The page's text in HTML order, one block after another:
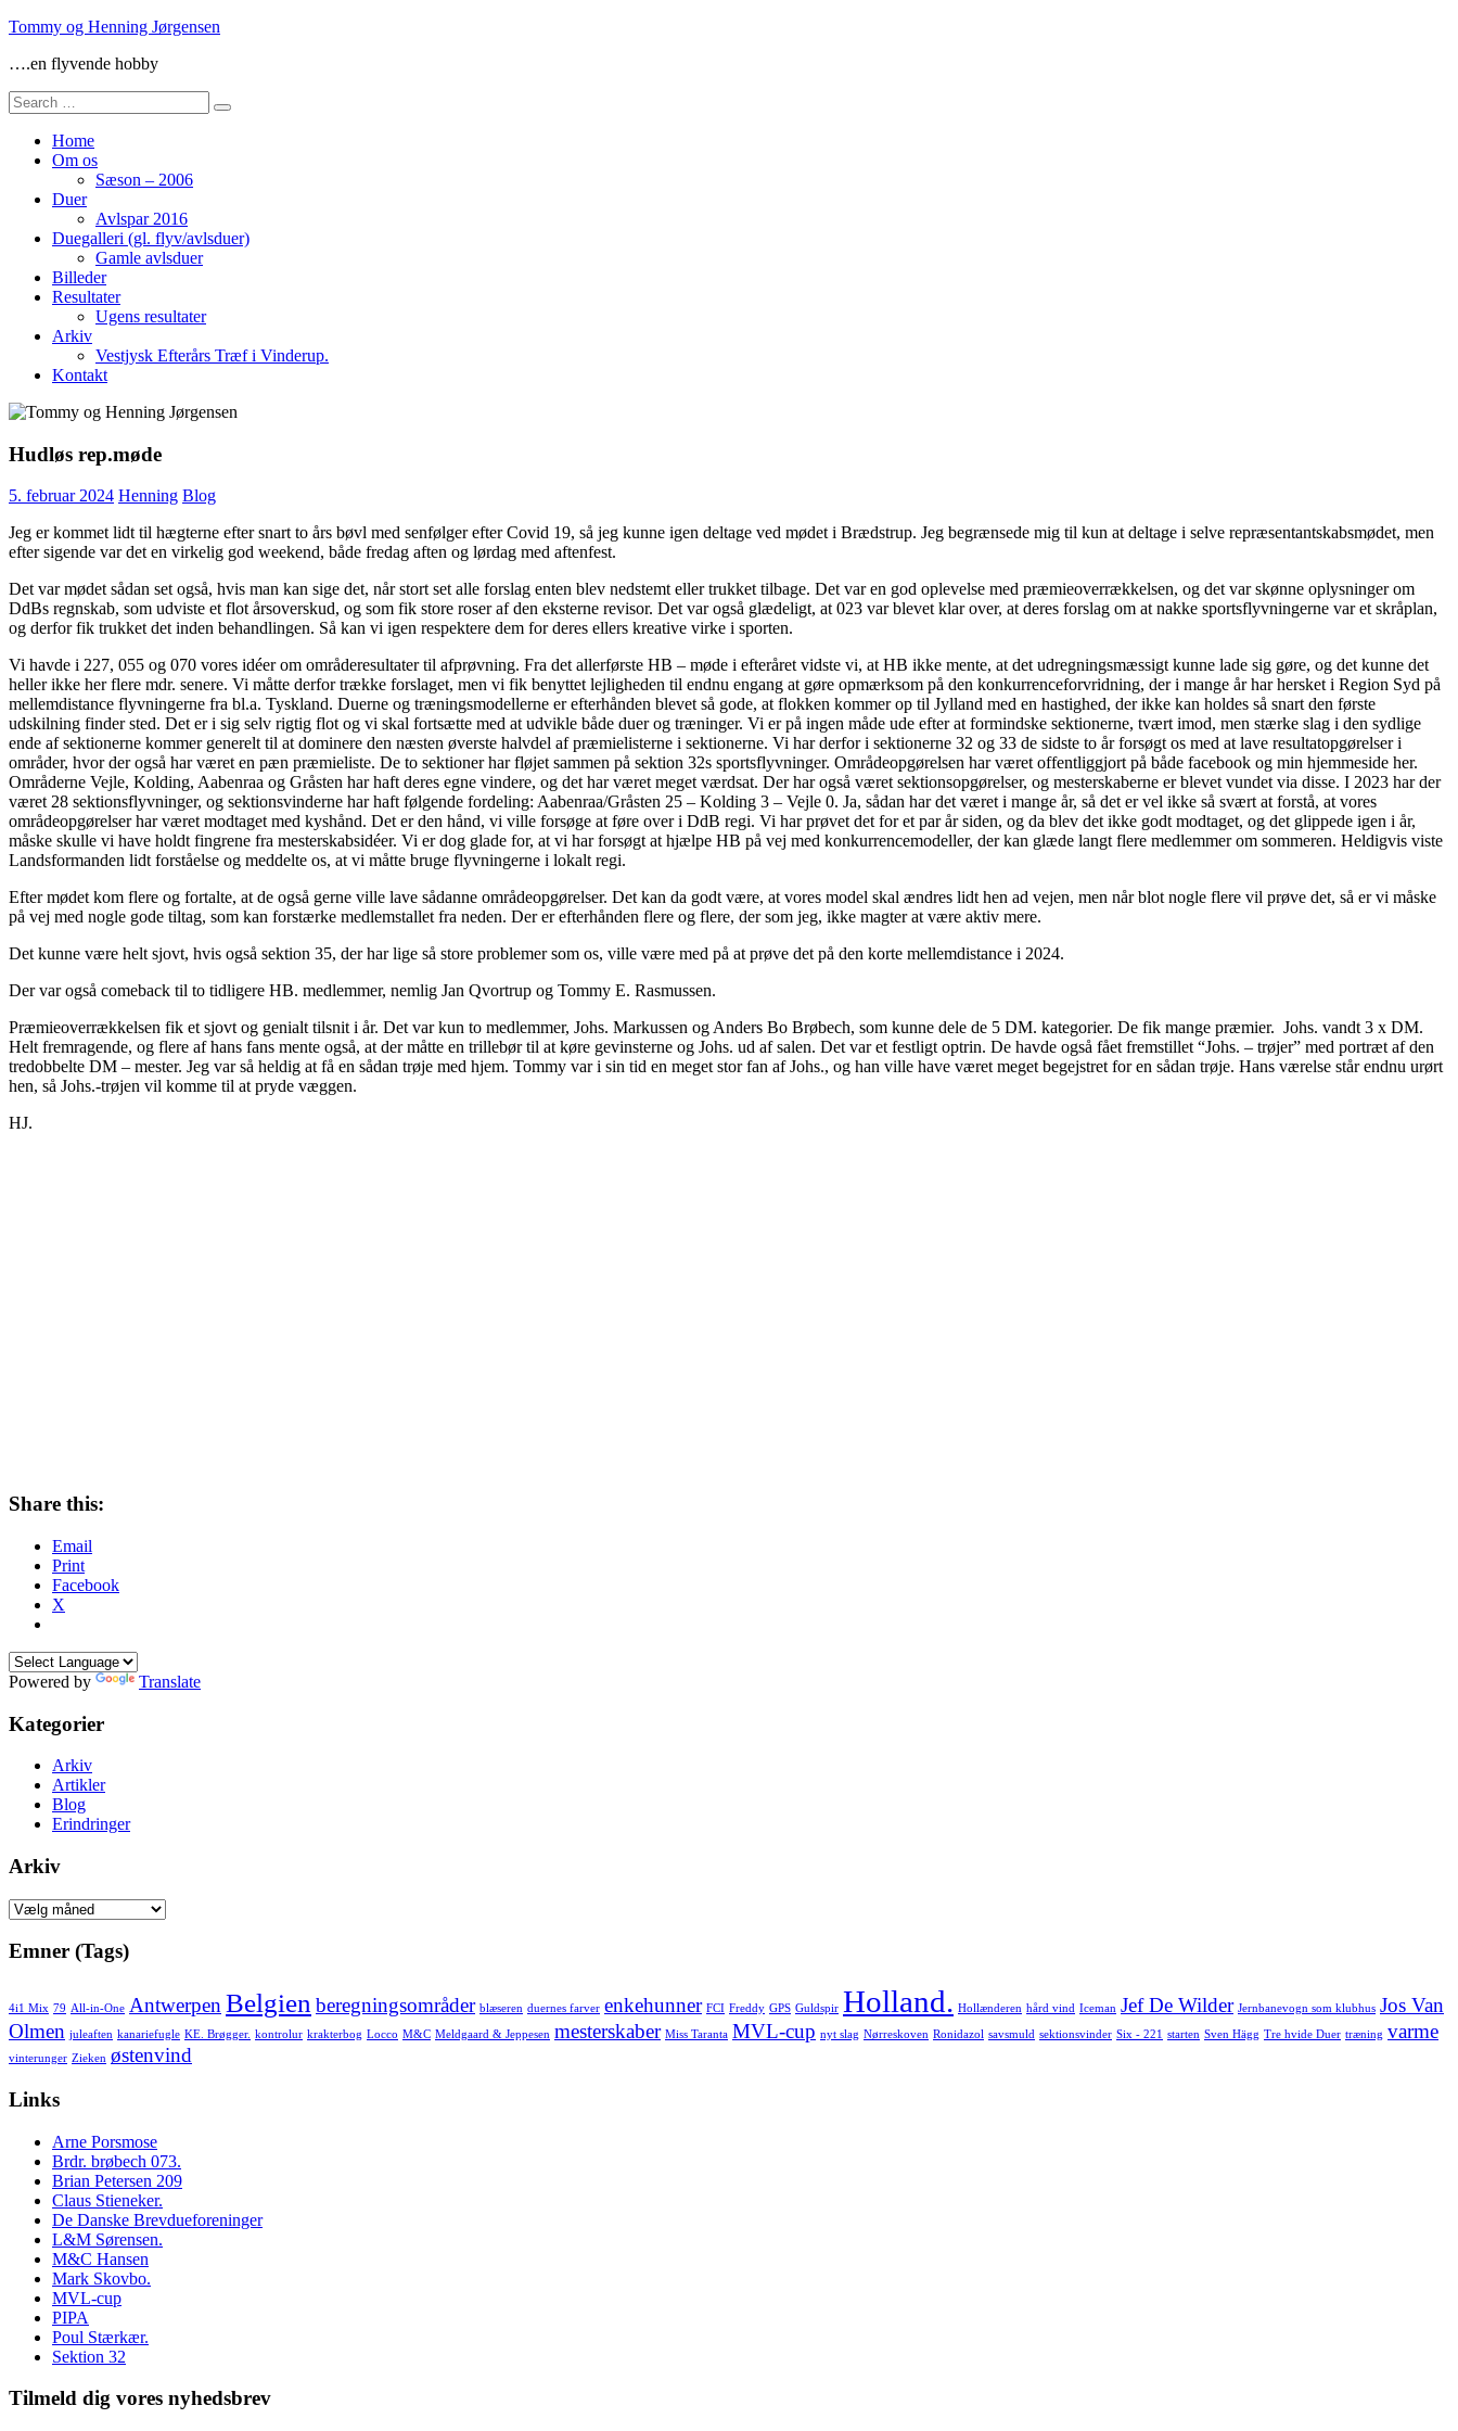
Skip
content
Tommy og Henning Jørgensen
….en flyvende hobby
Search
for:
Home
Om os
Sæson – 2006
Duer
Avlspar 2016
Duegalleri (gl. flyv/avlsduer)
Gamle avlsduer
Billeder
Resultater
Ugens resultater
Arkiv
Vestjysk Efterårs Træf i Vinderup.
Kontakt
Hudløs rep.møde
5. februar 2024 Henning Blog
Jeg er kommet lidt til hægterne efter snart to års bøvl med senfølger efter Covid 19, så jeg kunne igen deltage ved mødet i Brædstrup. Jeg begrænsede mig til kun at deltage i selve repræsentantskabsmødet, men
efter sigende var det en virkelig god weekend, både fredag aften og lørdag med aftenfest.
Det var mødet sådan set også, hvis man kan sige det, når stort set alle forslag enten blev nedstemt eller trukket tilbage. Det var en god oplevelse med præmieoverrækkelsen, og det var skønne oplysninger om
DdBs regnskab, som udviste et flot årsoverskud, og som fik store roser af den eksterne revisor. Det var også glædeligt, at 023 var blevet klar over, at deres forslag om at nakke sportsflyvningerne var et skråplan,
og derfor fik trukket det inden behandlingen. Så kan vi igen respektere dem for deres ellers kreative virke i sporten.
Vi havde i 227, 055 og 070 vores idéer om områderesultater til afprøvning. Fra det allerførste HB – møde i efteråret vidste vi, at HB ikke mente, at det udregningsmæssigt kunne lade sig gøre, og det kunne det
heller ikke her flere mdr. senere. Vi måtte derfor trække forslaget, men vi fik benyttet lejligheden til endnu engang at gøre opmærksom på den konkurrenceforvridning, der i mange år har hersket i Region Syd på
mellemdistance flyvningerne fra bl.a. Tyskland. Duerne og træningsmodellerne er efterhånden blevet så gode, at flokken kommer op til Jylland med en hastighed, der ikke kan holdes så snart den første
udskilning finder sted. Det er i sig selv rigtig flot og vi skal fortsætte med at udvikle både duer og træninger. Vi er på ingen måde ude efter at formindske sektionerne, tvært imod, men stærke slag i den sydlige
ende af sektionerne kommer generelt til at dominere den næsten øverste halvdel af præmielisterne i sektionerne. Vi har derfor i sektionerne 32 og 33 de sidste to år forsøgt os med at lave resultatopgørelser i
områder, hvor der også har været en pæn præmieliste. De to sektioner har fløjet sammen på sektion 32s sportsflyvninger. Områdeopgørelsen har været offentliggjort på både facebook og min hjemmeside her.
Områderne Vejle, Kolding, Aabenraa og Gråsten har haft deres egne vindere, og det har været meget værdsat. Der har også været sektionsopgørelser, og mesterskaberne er blevet vundet via disse. I 2023 har der
været 28 sektionsflyvninger, og sektionsvinderne har haft følgende fordeling: Aabenraa/Gråsten 25 – Kolding 3 – Vejle 0. Ja, sådan har det været i mange år, så det er vel ikke så svært at forstå, at vores
områdeopgørelser har været modtaget med kyshånd. Det er den hånd, vi ville forsøge at føre over i DdB regi. Vi har prøvet det for et par år siden, og da blev det ikke godt modtaget, og det glippede igen i år,
måske skulle vi have holdt fingrene fra mesterskabsidéer. Vi er dog glade for, at vi har forsøgt at hjælpe HB på vej med konkurrencemodeller, der kan glæde langt flere medlemmer om sommeren. Heldigvis viste
Landsformanden lidt forståelse og meddelte os, at vi måtte bruge flyvningerne i lokalt regi.
Efter mødet kom flere og fortalte, at de også gerne ville lave sådanne områdeopgørelser. Det kan da godt være, at vores model skal ændres lidt hen ad vejen, men når blot nogle flere vil prøve det, så er vi måske
på vej med nogle gode tiltag, som kan forstærke medlemstallet fra neden. Der er efterhånden flere og flere, der som jeg, ikke magter at være aktiv mere.
Det kunne være helt sjovt, hvis også sektion 35, der har lige så store problemer som os, ville være med på at prøve det på den korte mellemdistance i 2024.
Der var også comeback til to tidligere HB. medlemmer, nemlig Jan Qvortrup og Tommy E. Rasmussen.
Præmieoverrækkelsen fik et sjovt og genialt tilsnit i år. Det var kun to medlemmer, Johs. Markussen og Anders Bo Brøbech, som kunne dele de 5 DM. kategorier. De fik mange præmier. Johs. vandt 3 x DM.
Helt fremragende, og flere af hans fans mente også, at der måtte en trillebør til at køre gevinsterne og Johs. ud af salen. Det var et festligt optrin. De havde også fået fremstillet “Johs. – trøjer” med portræt af den
tredobbelte DM – mester. Jeg var så heldig at få en sådan trøje med hjem. Tommy var i sin tid en meget stor fan af Johs., og han ville have været meget begejstret for en sådan trøje. Hans værelse står endnu urørt
hen, så Johs.-trøjen vil komme til at pryde væggen.
HJ.
Share this:
Email
Print
Facebook
X
Powered by Translate
Kategorier
Arkiv
Artikler
Blog
Erindringer
Arkiv
Arkiv
Emner (Tags)
4i1 Mix 79 All-in-One Antwerpen Belgien beregningsområder blæseren duernes farver enkehunner FCI Freddy GPS Guldspir Holland. Hollænderen hård vind Iceman Jef De Wilder Jernbanevogn som klubhus Jos Van
Olmen juleaften kanariefugle KE. Brøgger. kontrolur krakterbog Locco M&C Meldgaard & Jeppesen mesterskaber Miss Taranta MVL-cup nyt slag Nørreskoven Ronidazol savsmuld sektionsvinder Six - 221 starten Sven Hägg Tre hvide Duer træning varme
vinterunger Zieken østenvind
Links
Arne Porsmose
Brdr. brøbech 073.
Brian Petersen 209
Claus Stieneker.
De Danske Brevdueforeninger
L&M Sørensen.
M&C Hansen
Mark Skovbo.
MVL-cup
PIPA
Poul Stærkær.
Sektion 32
Tilmeld dig vores nyhedsbrev